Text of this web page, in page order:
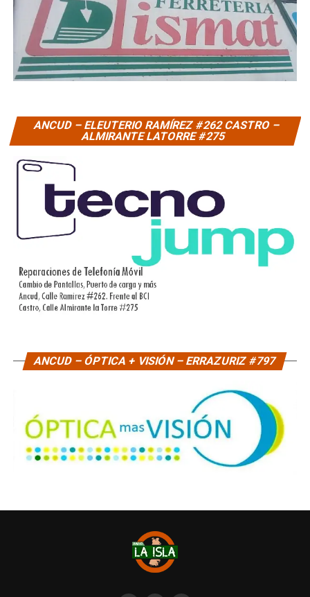
ANCUD – ELEUTERIO RAMÍREZ #262 CASTRO –
ALMIRANTE LATORRE #275
ANCUD – ÓPTICA + VISIÓN – ERRAZURIZ #797